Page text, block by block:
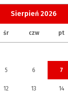
Sierpień 2026
śr czw pt
5 6 7
12 13 14